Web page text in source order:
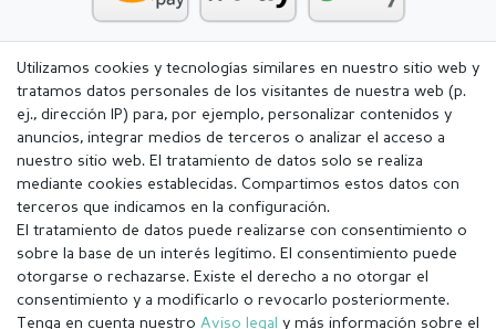
Utilizamos cookies y tecnologías similares en nuestro sitio web y
tratamos datos personales de los visitantes de nuestra web (p.
ej., dirección IP) para, por ejemplo, personalizar contenidos y
anuncios, integrar medios de terceros o analizar el acceso a
nuestro sitio web. El tratamiento de datos solo se realiza
mediante cookies establecidas. Compartimos estos datos con
terceros que indicamos en la configuración.
El tratamiento de datos puede realizarse con consentimiento o
sobre la base de un interés legítimo. El consentimiento puede
otorgarse o rechazarse. Existe el derecho a no otorgar el
consentimiento y a modificarlo o revocarlo posteriormente.
Tenga en cuenta nuestro Aviso legal y más información sobre el